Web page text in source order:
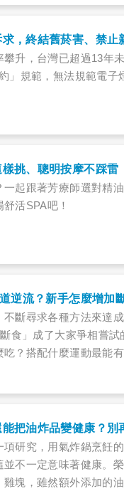
，終結舊菸害、禁止
升，台灣已超過13年
」規範，無法規範電子
挑、聰明按摩不踩雷
起跟著芳療師選對精
活SPA吧！
斷尋求各種方法來達
食」成了大家爭相嘗
？搭配什麼運動最能
臺北市立大學運動科學
把油炸品變健康？別
項研究，用氣炸鍋烹飪
不一定意味著健康。
塊，雖然額外添加的